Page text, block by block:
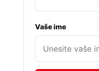
Vaše ime